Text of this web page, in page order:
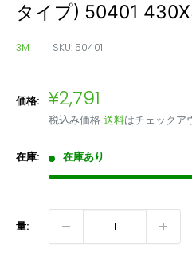
タイプ) 50401
3M SKU: 50401
価格: 販
売
価
格
¥2,791
税込み価格 送料はチェックア
在庫: 在庫あり
量: